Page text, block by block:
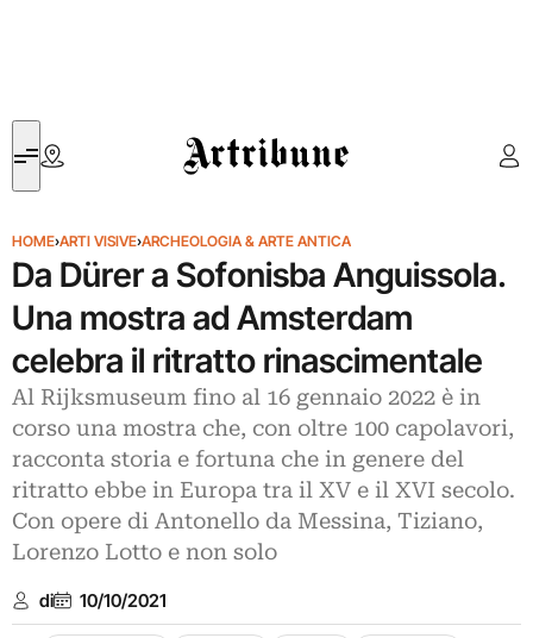
Artribune
HOME›ARTI VISIVE›ARCHEOLOGIA & ARTE ANTICA
Da Dürer a Sofonisba Anguissola.
Una mostra ad Amsterdam
celebra il ritratto rinascimentale
Al Rijksmuseum fino al 16 gennaio 2022 è in
corso una mostra che, con oltre 100 capolavori,
racconta storia e fortuna che in genere del
ritratto ebbe in Europa tra il XV e il XVI secolo.
Con opere di Antonello da Messina, Tiziano,
Lorenzo Lotto e non solo
di 10/10/2021